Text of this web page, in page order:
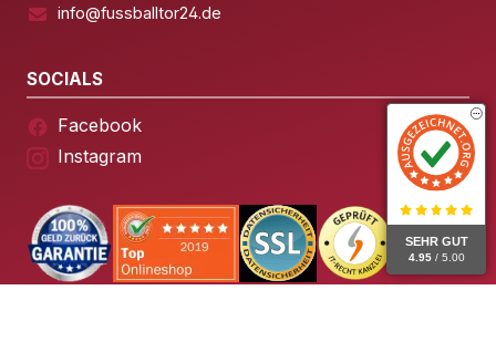
info@fussballtor24.de
SOCIALS
Facebook
Instagram
SEHR GUT
4.95 / 5.00